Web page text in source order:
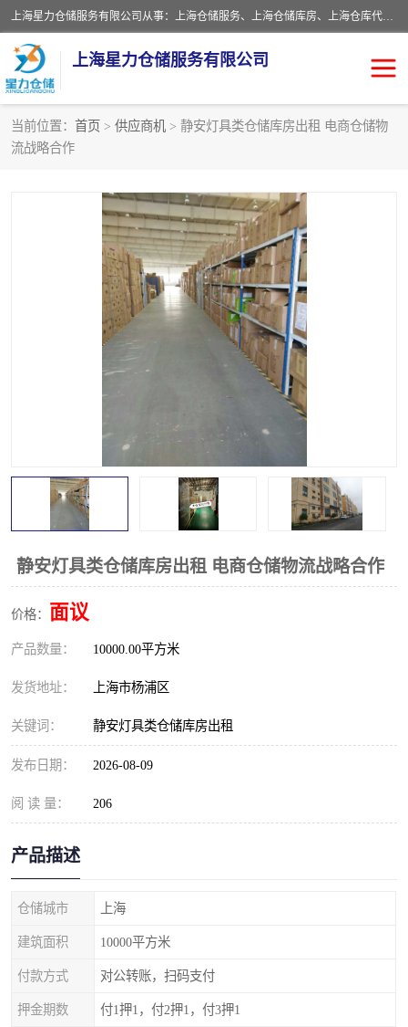
上海星力仓储服务有限公司从事：上海仓储服务、上海仓储库房、上海仓库代运营、上海仓库对外出租、上海仓库外包、上海三方仓储、上海电商仓储代发、上海电商代发货仓库、上海托管仓库、上海仓储配送。上海星力仓储服务有限公司现在拥有100个分仓、10万余平方的标准库房，精炼员工几百名，与几千家客户合作，公司已跻身上海仓储行业前列。欢迎来电咨询！
上海星力仓储服务有限公司
当前位置： 首页 > 供应商机 > 静安灯具类仓储库房出租 电商仓储物
流战略合作
静安灯具类仓储库房出租 电商仓储物流战略合作
价格： 面议
产品数量： 10000.00平方米
发货地址： 上海市杨浦区
关键词： 静安灯具类仓储库房出租
发布日期： 2026-08-09
阅 读 量： 206
产品描述
仓储城市 上海
建筑面积 10000平方米
付款方式 对公转账，扫码支付
押金期数 付1押1，付2押1，付3押1
上海仓库对外出租
上海仓储配送 上海仓库外包
上海仓库代运营 上海托管仓库
上海第三方仓储 上海仓储服务
上海电商代发货仓库